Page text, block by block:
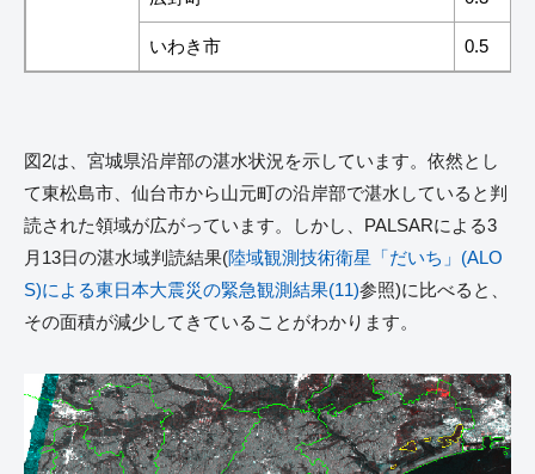
いわき市 0.5
図2は、宮城県沿岸部の湛水状況を示しています。依然とし
て東松島市、仙台市から山元町の沿岸部で湛水していると判
読された領域が広がっています。しかし、PALSARによる3
月13日の湛水域判読結果(陸域観測技術衛星「だいち」(ALO
S)による東日本大震災の緊急観測結果(11)参照)に比べると、
その面積が減少してきていることがわかります。